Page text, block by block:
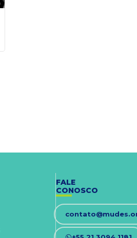
FALE
CONOSCO